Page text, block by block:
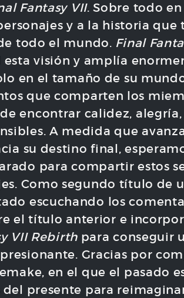
FantasyVII. Sobre todo
y a la historia que
todo el mundo. Final
esta visión y amplía
en el tamaño de su
que comparten los
encontrar calidez,
A medida que
su destino final,
para compartir estos
Como segundo título de
escuchando los
el título anterior e
VII Rebirthpara conseguir
Gracias por
en el que el pasado
presente para